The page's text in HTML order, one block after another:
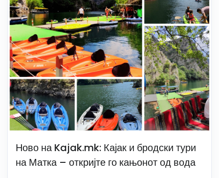
Ново на Kajak.mk: Кајак и бродски тури
на Матка – откријте го кањонот од вода